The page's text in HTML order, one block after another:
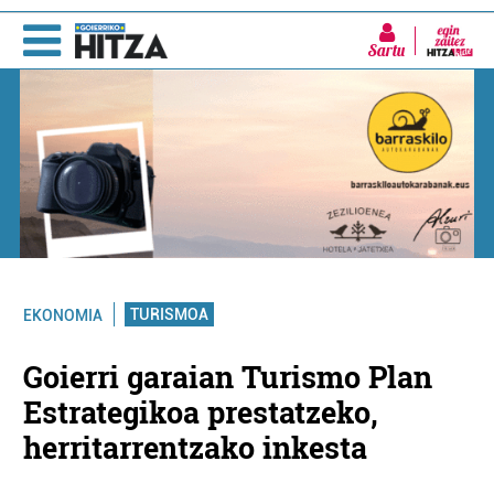
Sartu
EKONOMIA TURISMOA
Goierri garaian Turismo Plan
Estrategikoa prestatzeko,
herritarrentzako inkesta